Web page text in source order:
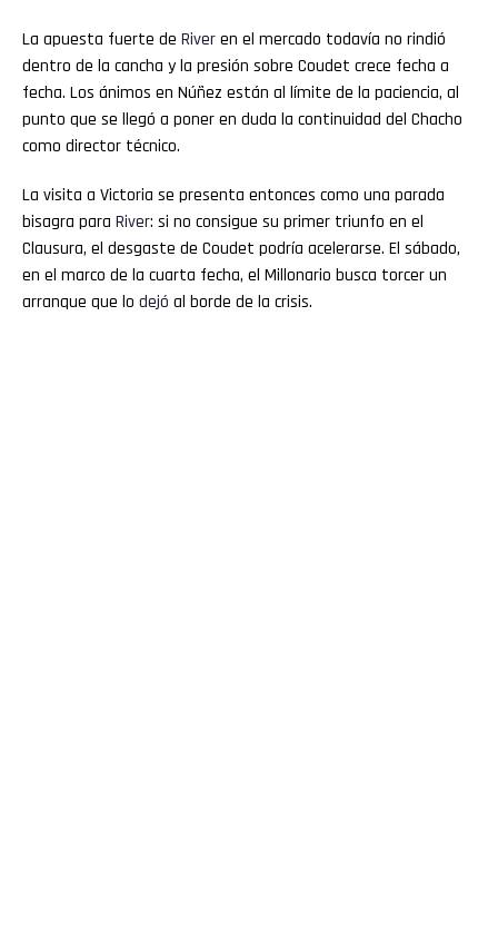
La apuesta fuerte de Riveren el mercado todavía no rindió
dentro de la cancha y la presión sobre Coudet crece fecha a
fecha. Los ánimos en Núñez están al límite de la paciencia, al
punto que se llegó a poner en duda la continuidad del Chacho
como director técnico.
La visita a Victoria se presenta entonces como una parada
bisagra para River: si no consigue su primer triunfo en el
Clausura, el desgaste de Coudet podría acelerarse. El sábado,
en el marco de la cuarta fecha, el Millonario busca torcer un
arranque que lo dejó al borde de la crisis.